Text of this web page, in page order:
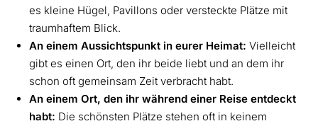
es kleine Hügel, Pavillons oder versteckte Plätze mit
traumhaftem Blick.
An einem Aussichtspunkt in eurer Heimat: Vielleicht
gibt es einen Ort, den ihr beide liebt und an dem ihr
schon oft gemeinsam Zeit verbracht habt.
An einem Ort, den ihr während einer Reise entdeckt
habt: Die schönsten Plätze stehen oft in keinem